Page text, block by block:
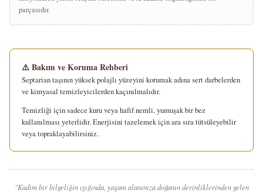
parçasıdır.
⚠️ Bakım ve Koruma Rehberi
Septarian taşının yüksek polajlı yüzeyini korumak adına sert darbelerden
ve kimyasal temizleyicilerden kaçınılmalıdır.
Temizliği için sadece kuru veya hafif nemli, yumuşak bir bez
kullanılması yeterlidir. Enerjisini tazelemek için ara sıra tütsüleyebilir
veya topraklayabilirsiniz.
"Kadim bir bilgeliğin ışığında, yaşam alanınıza doğanın derinliklerinden gelen